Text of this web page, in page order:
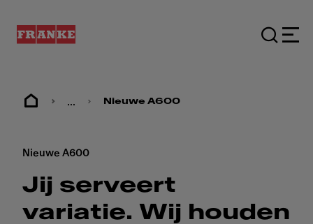
... Nieuwe A600
Nieuwe A600
Jij serveert
variatie. Wij houden